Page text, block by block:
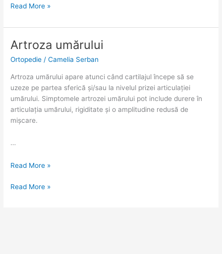
Read More »
Artroza umărului
Ortopedie /Camelia Serban
Artroza umărului apare atunci când cartilajul începe să se
uzeze pe partea sferică și/sau la nivelul prizei articulației
umărului. Simptomele artrozei umărului pot include durere în
articulația umărului, rigiditate și o amplitudine redusă de
mișcare.
…
Artroza
Read More »
Artroza
Read More »